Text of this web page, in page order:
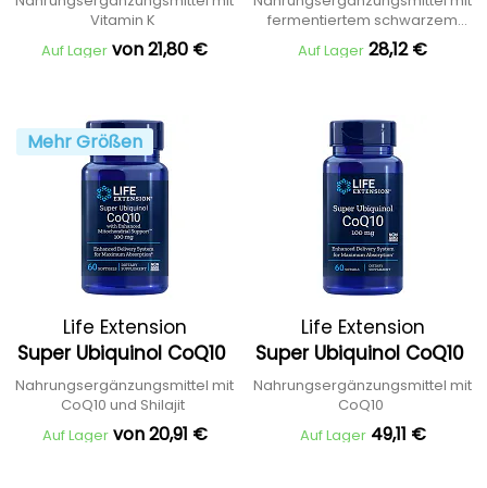
Vitamin K
Auf Lager von 21,80 €
fermentiertem schwarzem
Knoblauch
Auf Lager 28,12 €
Mehr Größen
Life Extension
Super Ubiquinol CoQ10
Nahrungsergänzungsmittel mit
CoQ10 und Shilajit
Auf Lager von 20,91 €
Life Extension
Super Ubiquinol CoQ10
Nahrungsergänzungsmittel mit
CoQ10
Auf Lager 49,11 €